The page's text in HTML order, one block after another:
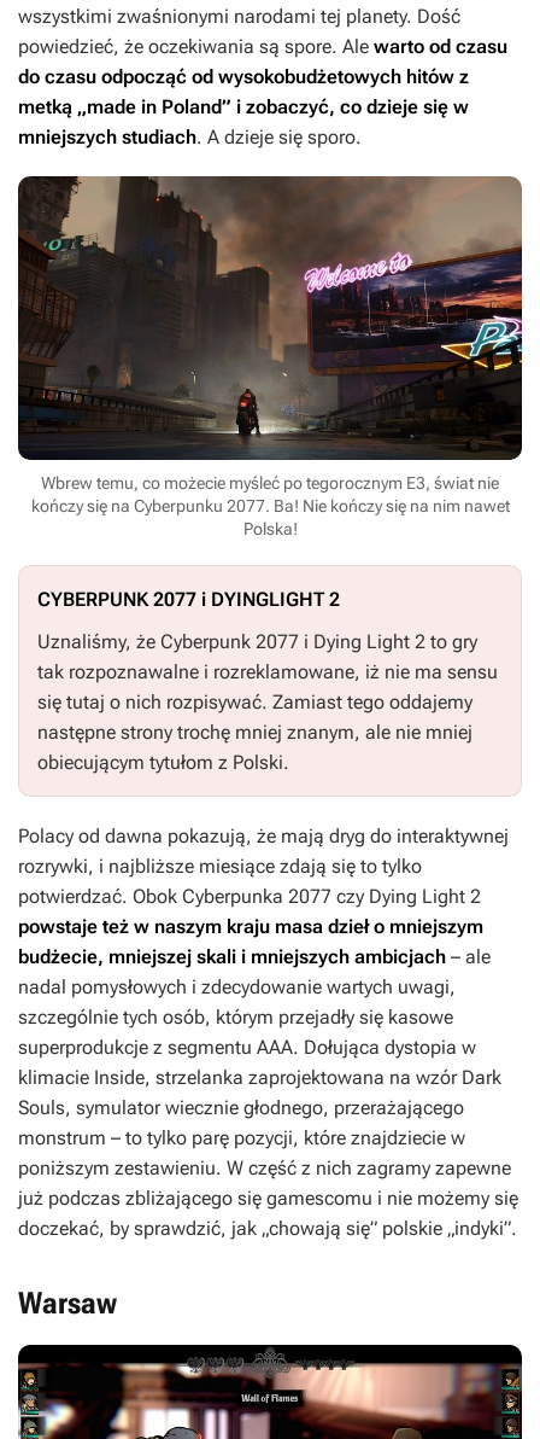
wszystkimi zwaśnionymi narodami tej planety. Dość
powiedzieć, że oczekiwania są spore. Ale warto od czasu
do czasu odpocząć od wysokobudżetowych hitów z
metką „made in Poland” i zobaczyć, co dzieje się w
mniejszych studiach. A dzieje się sporo.
Wbrew temu, co możecie myśleć po tegorocznym E3, świat nie
kończy się na Cyberpunku 2077. Ba! Nie kończy się na nim nawet
Polska!
CYBERPUNK 2077 i DYINGLIGHT 2
Uznaliśmy, że Cyberpunk 2077 i Dying Light 2 to gry
tak rozpoznawalne i rozreklamowane, iż nie ma sensu
się tutaj o nich rozpisywać. Zamiast tego oddajemy
następne strony trochę mniej znanym, ale nie mniej
obiecującym tytułom z Polski.
Polacy od dawna pokazują, że mają dryg do interaktywnej
rozrywki, i najbliższe miesiące zdają się to tylko
potwierdzać. Obok Cyberpunka 2077 czy Dying Light 2
powstaje też w naszym kraju masa dzieł o mniejszym
budżecie, mniejszej skali i mniejszych ambicjach – ale
nadal pomysłowych i zdecydowanie wartych uwagi,
szczególnie tych osób, którym przejadły się kasowe
superprodukcje z segmentu AAA. Dołująca dystopia w
klimacie Inside, strzelanka zaprojektowana na wzór Dark
Souls, symulator wiecznie głodnego, przerażającego
monstrum – to tylko parę pozycji, które znajdziecie w
poniższym zestawieniu. W część z nich zagramy zapewne
już podczas zbliżającego się gamescomu i nie możemy się
doczekać, by sprawdzić, jak „chowają się” polskie „indyki”.
Warsaw